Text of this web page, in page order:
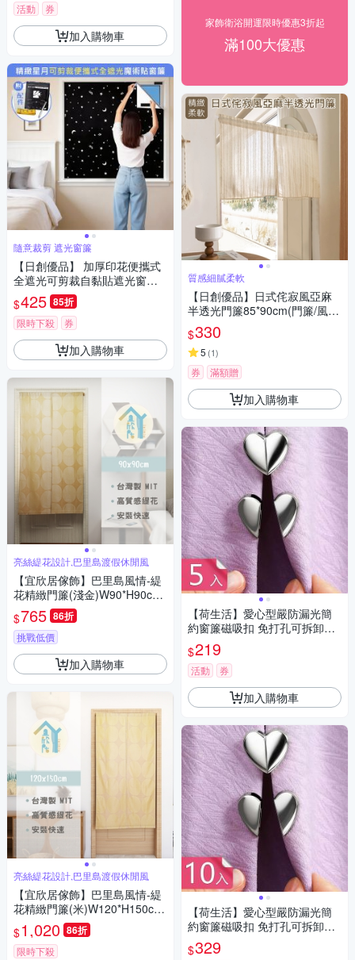
活動 券
加入購物車
隨意裁剪 遮光窗簾
【日創優品】 加厚印花便攜式
全遮光可剪裁自黏貼遮光窗簾1
45x300cm(旅行/車用遮光/窗
簾/隨意裁剪窗簾/門簾)
$425 85折
限時下殺 券
加入購物車
亮絲緹花設計,巴里島渡假休閒風
【宜欣居傢飾】巴里島風情-緹
花精緻門簾(淺金)W90*H90cm/
風水簾/台灣製MIT
$765 86折
挑戰低價
加入購物車
亮絲緹花設計,巴里島渡假休閒風
【宜欣居傢飾】巴里島風情-緹
花精緻門簾(米)W120*H150cm/
隔間簾/風水簾/台灣製
$1,020 86折
限時下殺
家飾衛浴開運限時優惠3折起
滿100大優惠
質感細膩柔軟
【日創優品】日式侘寂風亞麻
半透光門簾85*90cm(門簾/風水
簾/窗簾/窗紗/隔斷簾/咖啡簾/短
門簾)
$330
5 (1)
券 滿額贈
加入購物車
【荷生活】愛心型嚴防漏光簡
約窗簾磁吸扣 免打孔可拆卸式
小巧磁吸固定器-5入組
$219
活動 券
加入購物車
【荷生活】愛心型嚴防漏光簡
約窗簾磁吸扣 免打孔可拆卸式
小巧磁吸固定器-10入組
$329